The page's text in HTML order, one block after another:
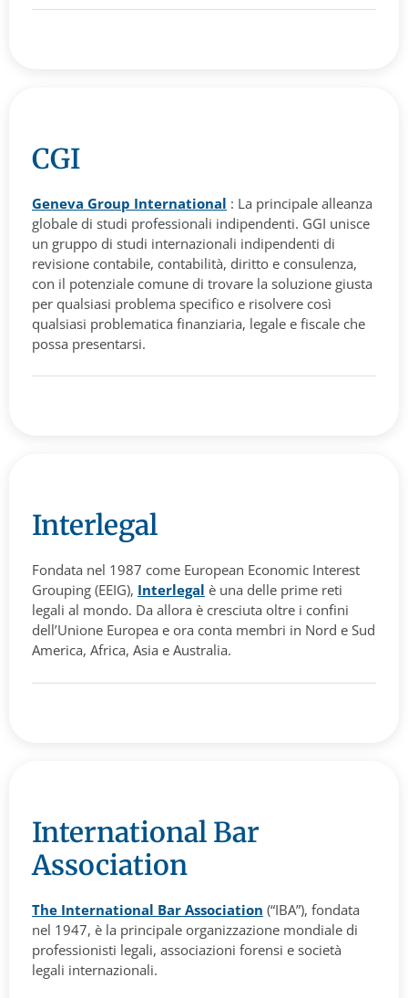
CGI
Geneva Group International : La principale alleanza
globale di studi professionali indipendenti. GGI unisce
un gruppo di studi internazionali indipendenti di
revisione contabile, contabilità, diritto e consulenza,
con il potenziale comune di trovare la soluzione giusta
per qualsiasi problema specifico e risolvere così
qualsiasi problematica finanziaria, legale e fiscale che
possa presentarsi.
Interlegal
Fondata nel 1987 come European Economic Interest
Grouping (EEIG), Interlegal è una delle prime reti
legali al mondo. Da allora è cresciuta oltre i confini
dell’Unione Europea e ora conta membri in Nord e Sud
America, Africa, Asia e Australia.
International Bar
Association
The International Bar Association (“IBA”), fondata
nel 1947, è la principale organizzazione mondiale di
professionisti legali, associazioni forensi e società
legali internazionali.